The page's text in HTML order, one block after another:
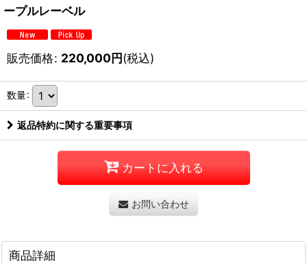
ープルレーベル
販売価格: 220,000円(税込)
数量:
返品特約に関する重要事項
カートに入れる
お問い合わせ
商品詳細